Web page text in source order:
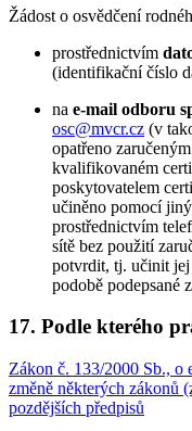
Žádost o osvědčení
prostřednictvím
(identifikační číslo
na e-mail odboru
osc@mvcr.cz (v
opatřeno
kvalifikovaném
poskytovatelem
učiněno pomocí
prostřednictvím
sítě bez použití
potvrdit, tj. učinit jej
podobě podepsané
17. Podle kterého
Zákon č. 133/2000 Sb., o
změně některých zákonů
pozdějších předpisů